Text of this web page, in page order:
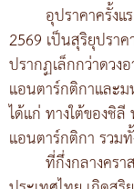
อุปราคาครั้ง
2569 เป็นสุริยุปรา
ปรากฏเล็กกว่าดว
แอนตาร์กติกาและ
ได้แก่ ทางใต้ของชิลี
แอนตาร์กติกา รวม
ที่กึ่งกลางครา